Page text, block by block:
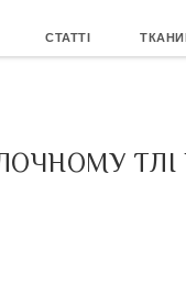
СТАТТІ
ТЛІ